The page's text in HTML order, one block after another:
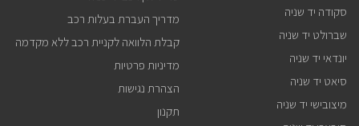
סקודה יד שניה
שברולט יד שניה
יונדאי יד שניה
סיאט יד שניה
מיצובישי יד שניה
מדריך העברת בעלות רכב
קבלת הלוואה לקניית רכב ללא מקדמה
מדיניות פרטיות
הצהרת נגישות
תקנון